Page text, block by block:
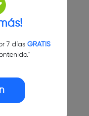
7 días GRATIS